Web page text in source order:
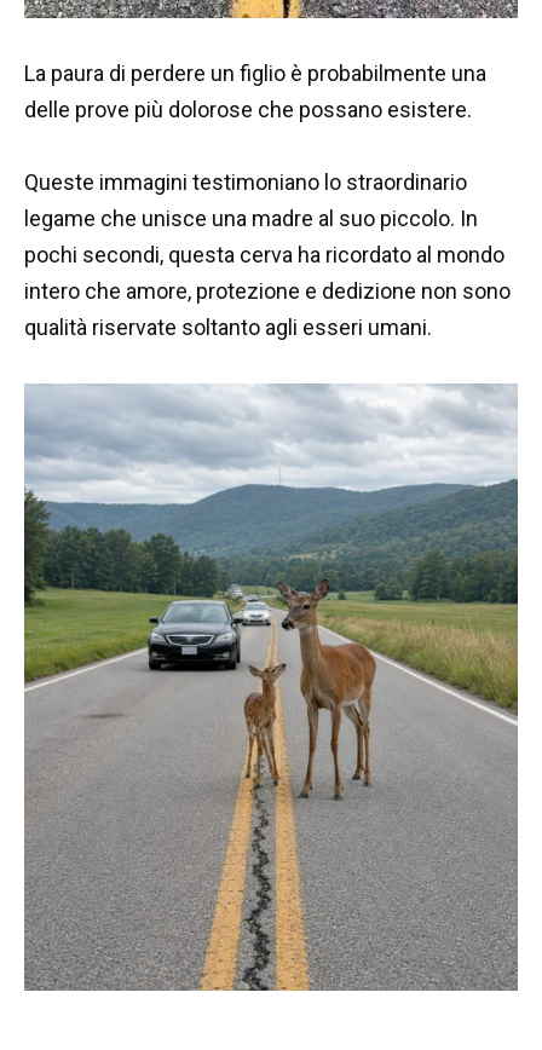
La paura di perdere un figlio è probabilmente una
delle prove più dolorose che possano esistere.
Queste immagini testimoniano lo straordinario
legame che unisce una madre al suo piccolo. In
pochi secondi, questa cerva ha ricordato al mondo
intero che amore, protezione e dedizione non sono
qualità riservate soltanto agli esseri umani.